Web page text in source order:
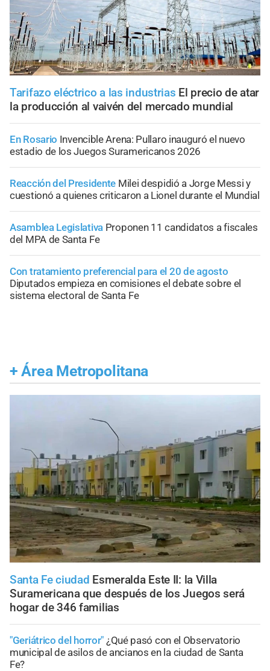
Tarifazo eléctrico a las industrias El precio de atar
la producción al vaivén del mercado mundial
En Rosario Invencible Arena: Pullaro inauguró el nuevo
estadio de los Juegos Suramericanos 2026
Reacción del Presidente Milei despidió a Jorge Messi y
cuestionó a quienes criticaron a Lionel durante el Mundial
Asamblea Legislativa Proponen 11 candidatos a fiscales
del MPA de Santa Fe
Con tratamiento preferencial para el 20 de agosto
Diputados empieza en comisiones el debate sobre el
sistema electoral de Santa Fe
+ Área Metropolitana
Santa Fe ciudad Esmeralda Este II: la Villa
Suramericana que después de los Juegos será
hogar de 346 familias
"Geriátrico del horror" ¿Qué pasó con el Observatorio
municipal de asilos de ancianos en la ciudad de Santa
Fe?